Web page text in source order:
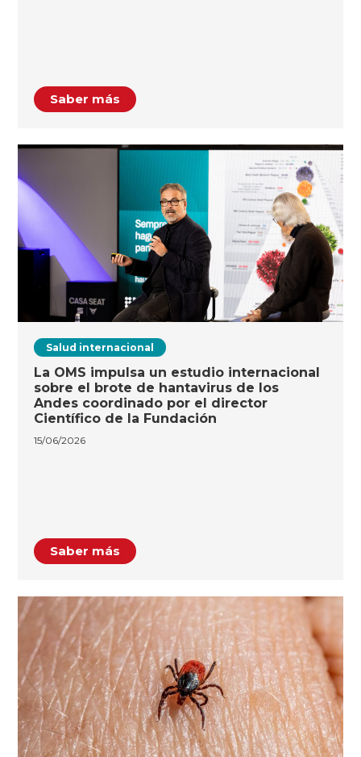
Saber más
Salud internacional
La OMS impulsa un estudio internacional
sobre el brote de hantavirus de los
Andes coordinado por el director
Científico de la Fundación
15/06/2026
Saber más